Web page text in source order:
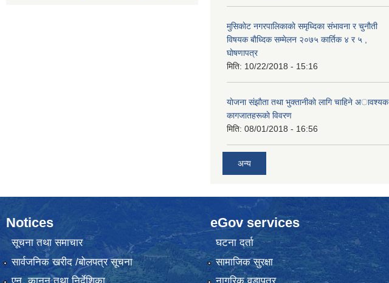
मुसिकाेट नगरपालिकाकाे समृध्दिका संभावना र चुनाैती
विषयक बाैध्दिक सम्मेलन २०७५ कार्तिक ४ र ५ ,
घाेषणापत्र
मिति: 10/22/2018 - 15:16
याेजना संझाैता तथा भुक्तानीकाे लागि चाहिने अावश्यक
कागजातहरूकाे विवरण
मिति: 08/01/2018 - 16:56
अन्य
Notices
सूचना तथा समाचार
सार्वजनिक खरीद /बोलपत्र सूचना
eGov services
घटना दर्ता
सामाजिक सुरक्षा